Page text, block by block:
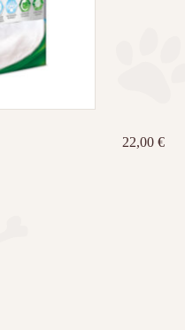
22,00€